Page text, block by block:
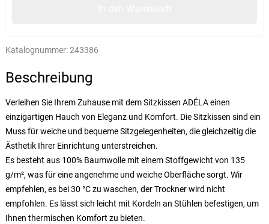
Katalognummer:243386
Beschreibung
Verleihen Sie Ihrem Zuhause mit dem Sitzkissen ADÉLA einen
einzigartigen Hauch von Eleganz und Komfort. Die Sitzkissen sind ein
Muss für weiche und bequeme Sitzgelegenheiten, die gleichzeitig die
Ästhetik Ihrer Einrichtung unterstreichen.
Es besteht aus 100% Baumwolle mit einem Stoffgewicht von 135
g/m², was für eine angenehme und weiche Oberfläche sorgt. Wir
empfehlen, es bei 30 °C zu waschen, der Trockner wird nicht
empfohlen. Es lässt sich leicht mit Kordeln an Stühlen befestigen, um
Ihnen thermischen Komfort zu bieten.